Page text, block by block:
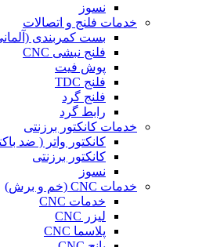
نسوز
خدمات فلنج و اتصالات
بست کمربندی
فلنج نبشی CNC
پوش فیت
فلنج TDC
فلنج گرد
رابط گرد
خدمات کانکتور برزنتی
کانکتور واتر ( ضد
کانکتور برزنتی
نسوز
خدمات CNC (خم و برش)
خدمات CNC
لیزر CNC
پلاسما CNC